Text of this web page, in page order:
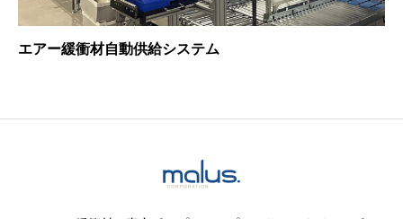
エアー緩衝材自動供給システム